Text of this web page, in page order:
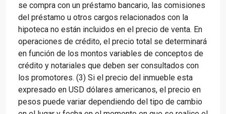
se compra con un préstamo bancario, las comisiones
del préstamo u otros cargos relacionados con la
hipoteca no están incluidos en el precio de venta. En
operaciones de crédito, el precio total se determinará
en función de los montos variables de conceptos de
crédito y notariales que deben ser consultados con
los promotores. (3) Si el precio del inmueble esta
expresado en USD dólares americanos, el precio en
pesos puede variar dependiendo del tipo de cambio